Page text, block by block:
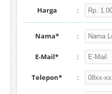
Harga :
Nama* :
E-Mail* :
Telepon* :